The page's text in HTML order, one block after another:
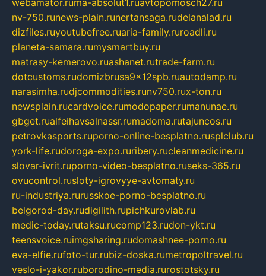
webamator.ruma-absolut1.ruavtopomosch27.ru
nv-750.runews-plain.runertansaga.rudelanalad.ru
dizfiles.ruyoutubefree.ruaria-family.ruroadli.ru
planeta-samara.rumysmartbuy.ru
matrasy-kemerovo.ruashanet.rutrade-farm.ru
dotcustoms.rudomizbrusa9x12spb.ruautodamp.ru
narasimha.rudjcommodities.runv750.rux-ton.ru
newsplain.rucardvoice.rumodopaper.rumanunae.ru
gbget.rualfeihavsalnassr.rumadoma.rutajuncos.ru
petrovkasports.ruporno-online-besplatno.rusplclub.ru
york-life.rudoroga-expo.ruribery.rucleanmedicine.ru
slovar-ivrit.ruporno-video-besplatno.ruseks-365.ru
ovucontrol.rusloty-igrovyye-avtomaty.ru
ru-industriya.rurusskoe-porno-besplatno.ru
belgorod-day.rudigilith.rupichkurovlab.ru
medic-today.rutaksu.rucomp123.rudon-ykt.ru
teensvoice.ruimgsharing.rudomashnee-porno.ru
eva-elfie.rufoto-tur.rubiz-doska.rumetropoltravel.ru
veslo-i-yakor.ruborodino-media.rurostotsky.ru